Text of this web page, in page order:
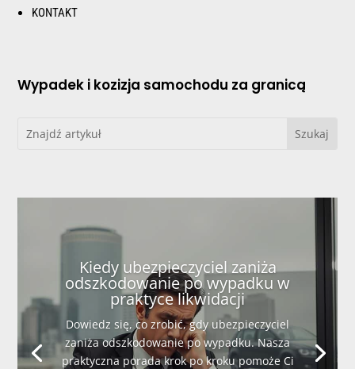
KONTAKT
Wypadek i kozizja samochodu za granicą
Kiedy ubezpieczyciel zaniża
odszkodowanie po wypadku w
praktyce likwidacji
Dowiedz się, co zrobić, gdy ubezpieczyciel
zaniża odszkodowanie po wypadku. Nasza
praktyczna porada krok po kroku pomoże Ci